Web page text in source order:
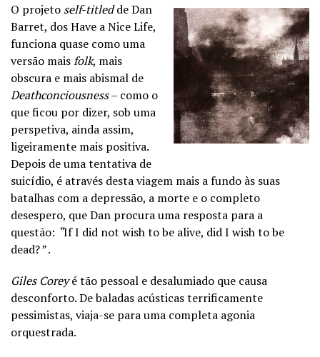
O projeto self-titledde Dan
Barret, dos Have a Nice Life,
funciona quase como uma
versão maisfolk, mais
obscura e mais abismal de
Deathconciousness– como o
que ficou por dizer, sob uma
perspetiva, ainda assim,
ligeiramente mais positiva.
Depois de uma tentativa de
suicídio, é através desta viagem mais a fundo às suas
batalhas com a depressão, a morte e o completo
desespero, que Dan procura uma resposta para a
questão: “If I did not wish to be alive, did I wish to be
dead?”.
Giles Coreyé tão pessoal e desalumiado que causa
desconforto. De baladas acústicas terrificamente
pessimistas, viaja-se para uma completa agonia
orquestrada.